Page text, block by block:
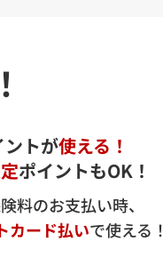
ントが使える！
ポイントもOK！
料のお支払い時、
カード払いで使える！